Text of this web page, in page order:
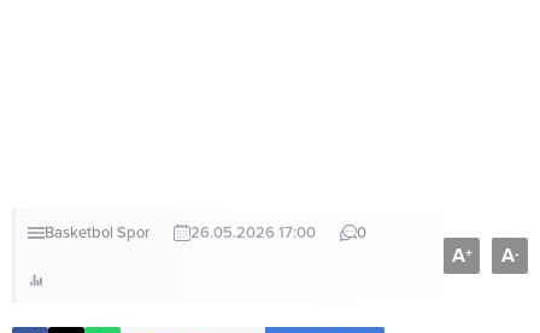
Basketbol Spor 26.05.2026 17:00 0
A+ A-